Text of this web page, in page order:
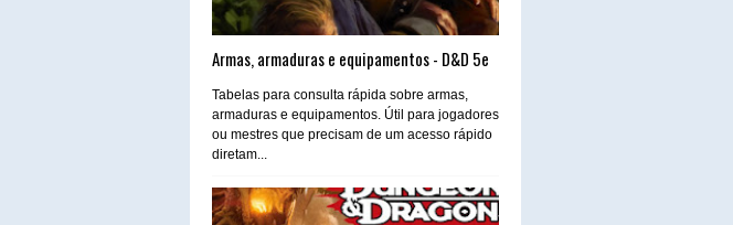
Armas, armaduras e equipamentos - D&D 5e
Tabelas para consulta rápida sobre armas,
armaduras e equipamentos. Útil para jogadores
ou mestres que precisam de um acesso rápido
diretam...